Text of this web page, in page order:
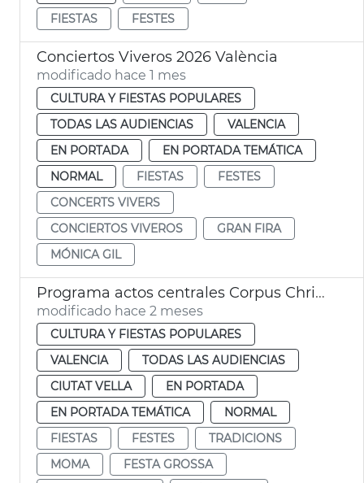
FIESTAS FESTES
Conciertos Viveros 2026 València
modificado hace 1 mes
CULTURA Y FIESTAS POPULARES
TODAS LAS AUDIENCIAS
VALENCIA
EN PORTADA
EN PORTADA TEMÁTICA
NORMAL
FIESTAS
FESTES
CONCERTS VIVERS
CONCIERTOS VIVEROS
GRAN FIRA
MÓNICA GIL
Programa actos centrales Corpus Christi València
modificado hace 2 meses
CULTURA Y FIESTAS POPULARES
VALENCIA
TODAS LAS AUDIENCIAS
CIUTAT VELLA
EN PORTADA
EN PORTADA TEMÁTICA
NORMAL
FIESTAS
FESTES
TRADICIONS
MOMA
FESTA GROSSA